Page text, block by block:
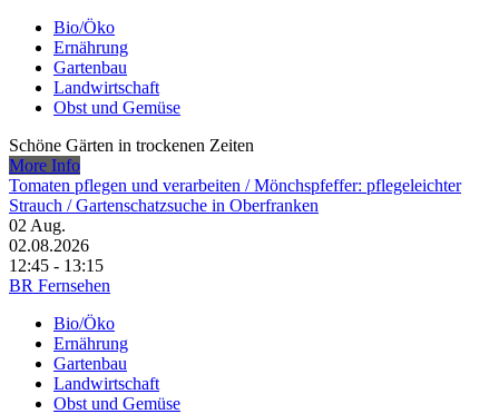
Bio/Öko
Ernährung
Gartenbau
Landwirtschaft
Obst und Gemüse
Schöne Gärten in trockenen Zeiten
More Info
Tomaten pflegen und verarbeiten /​ Mönchspfeffer: pflegeleichter
Strauch /​ Gartenschatzsuche in Oberfranken
02 Aug.
02.08.2026
12:45 - 13:15
BR Fernsehen
Bio/Öko
Ernährung
Gartenbau
Landwirtschaft
Obst und Gemüse